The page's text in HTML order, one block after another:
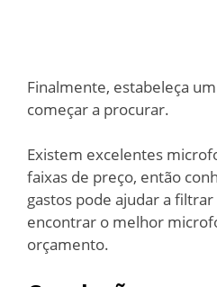
Finalmente, estabeleça
começar a procurar.
Existem excelentes
faixas de preço, então
gastos pode ajudar a filtrar
encontrar o melhor
orçamento.